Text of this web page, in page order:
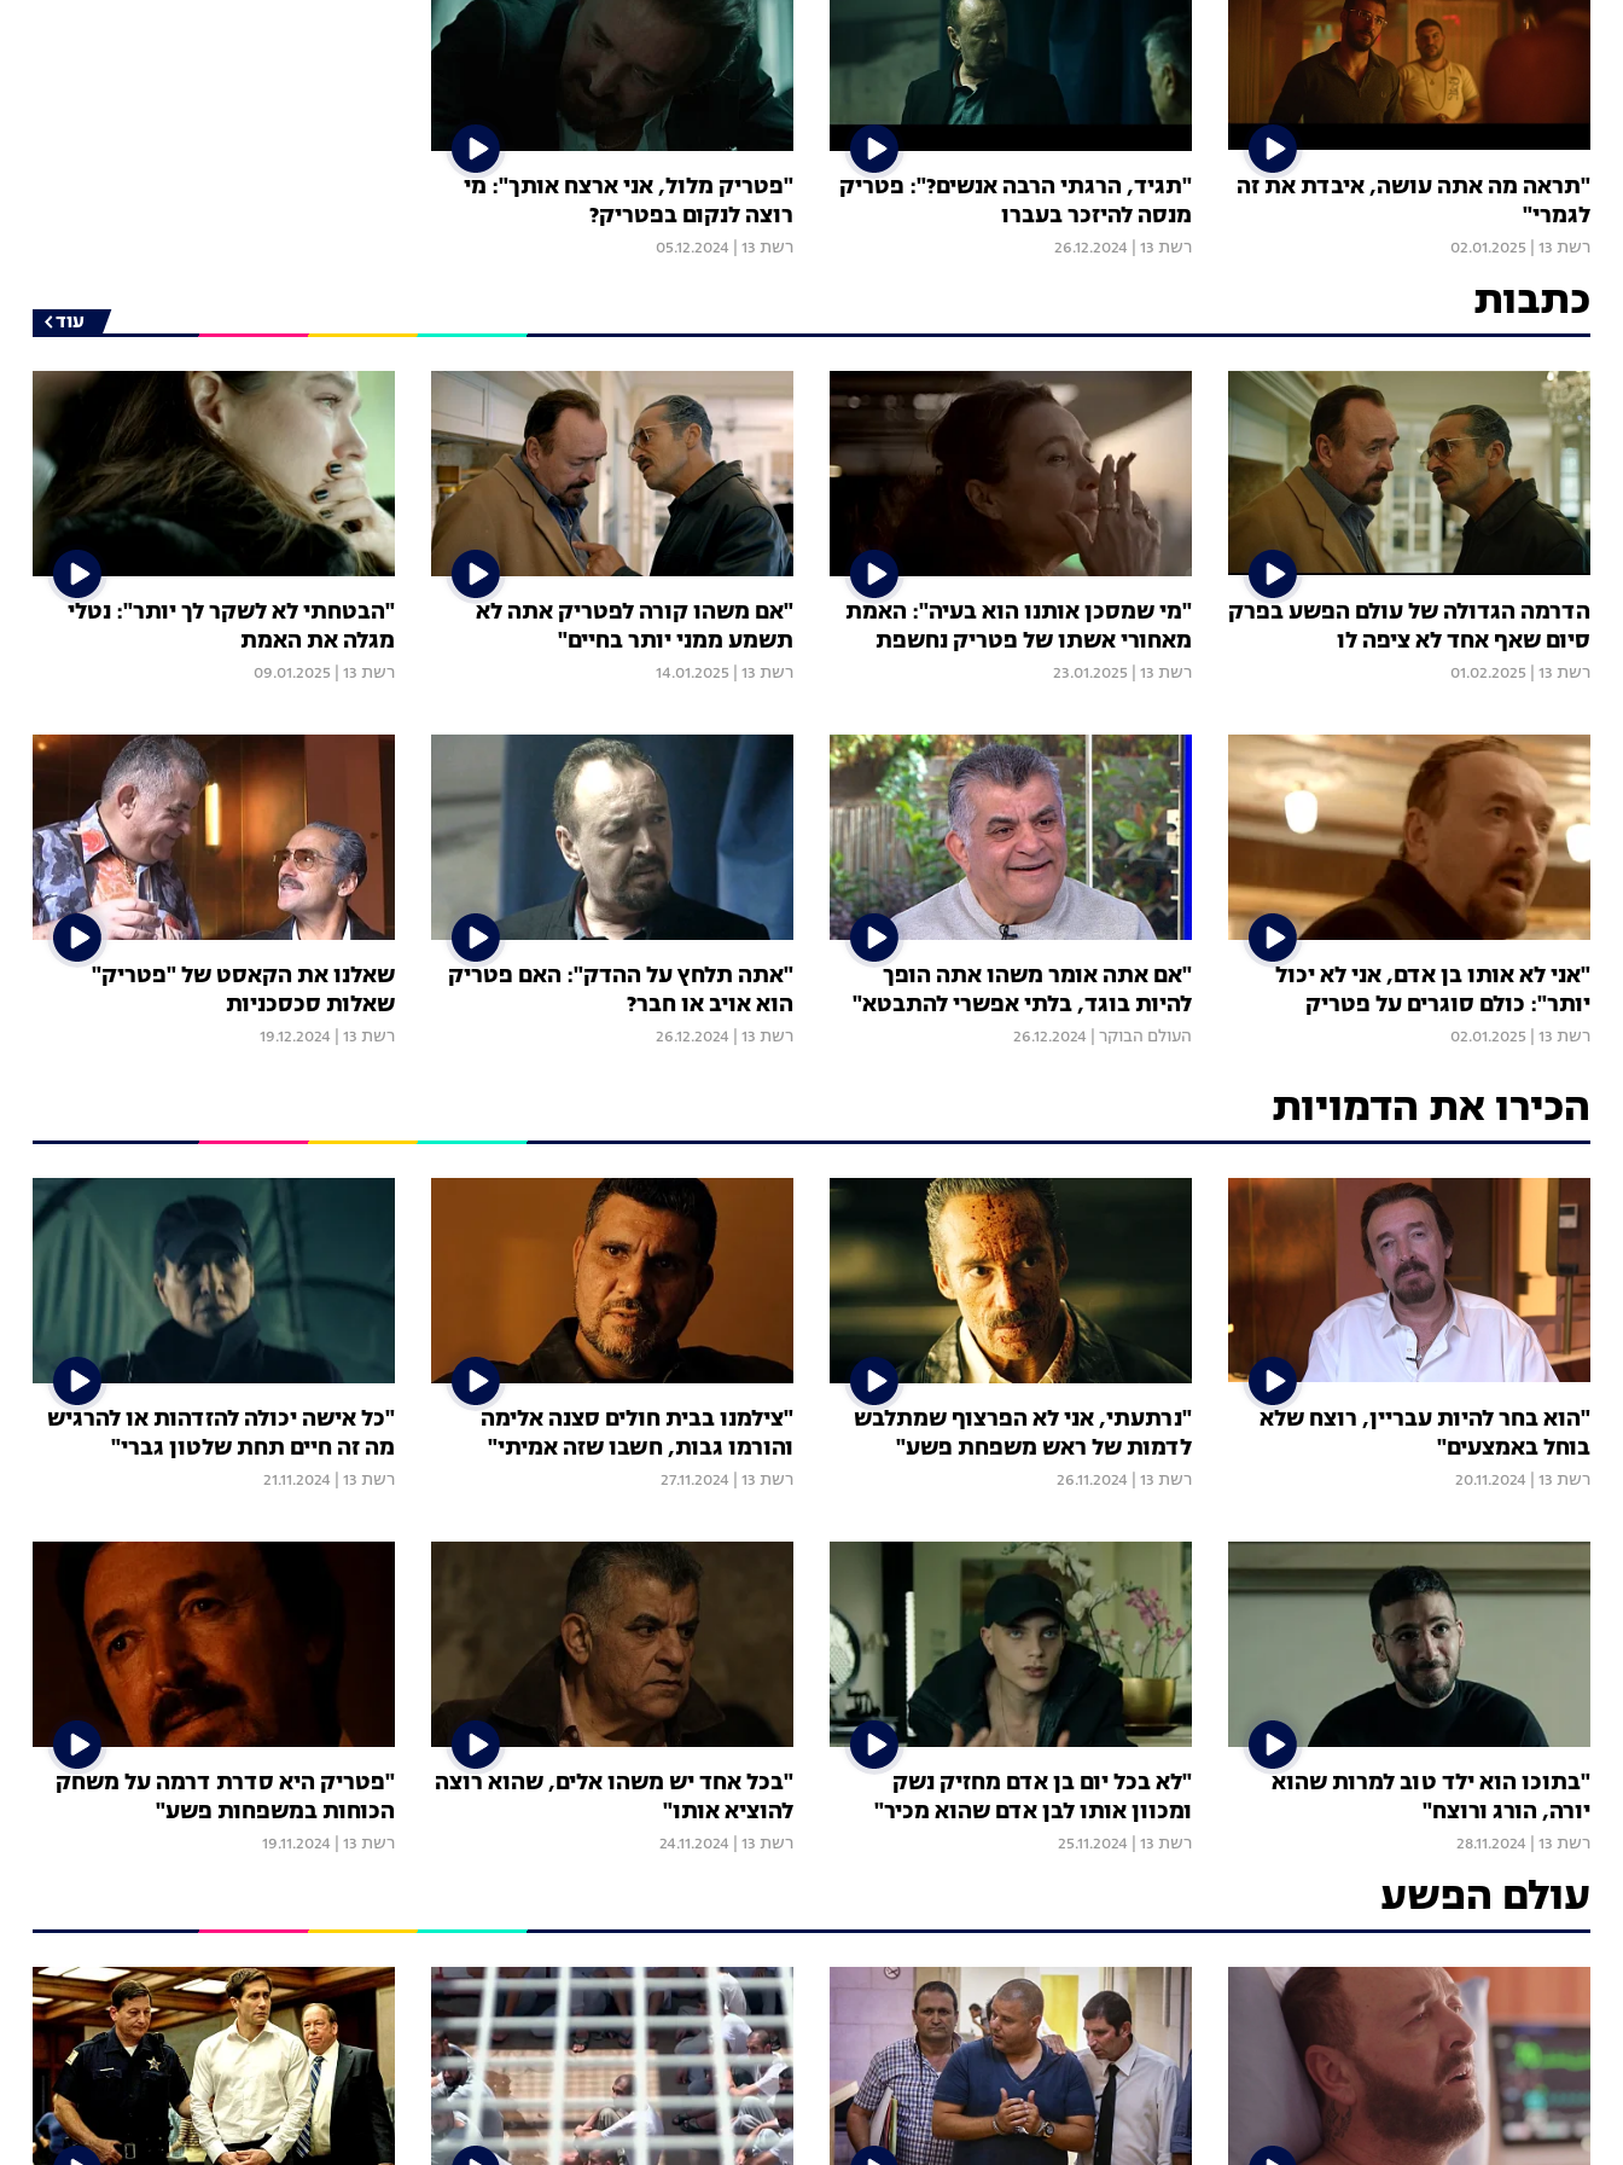
"תראה מה אתה עושה, איבדת את זה
לגמרי"
רשת 13 02.01.2025
"תגיד, הרגתי הרבה אנשים?": פטריק
מנסה להיזכר בעברו
רשת 13 26.12.2024
"פטריק מלול, אני ארצח אותך": מי
רוצה לנקום בפטריק?
רשת 13 05.12.2024
כתבות עוד
הדרמה הגדולה של עולם הפשע בפרק
סיום שאף אחד לא ציפה לו
רשת 13 01.02.2025
"מי שמסכן אותנו הוא בעיה": האמת
מאחורי אשתו של פטריק נחשפת
רשת 13 23.01.2025
"אם משהו קורה לפטריק אתה לא
תשמע ממני יותר בחיים"
רשת 13 14.01.2025
"הבטחתי לא לשקר לך יותר": נטלי
מגלה את האמת
רשת 13 09.01.2025
"אני לא אותו בן אדם, אני לא יכול
יותר": כולם סוגרים על פטריק
רשת 13 02.01.2025
"אם אתה אומר משהו אתה הופך
להיות בוגד, בלתי אפשרי להתבטא"
העולם הבוקר 26.12.2024
"אתה תלחץ על ההדק": האם פטריק
הוא אויב או חבר?
רשת 13 26.12.2024
שאלנו את הקאסט של "פטריק"
שאלות סכסכניות
רשת 13 19.12.2024
הכירו את הדמויות
"הוא בחר להיות עבריין, רוצח שלא
בוחל באמצעים"
רשת 13 20.11.2024
"נרתעתי, אני לא הפרצוף שמתלבש
לדמות של ראש משפחת פשע"
רשת 13 26.11.2024
"צילמנו בבית חולים סצנה אלימה
והורמו גבות, חשבו שזה אמיתי"
רשת 13 27.11.2024
"כל אישה יכולה להזדהות או להרגיש
מה זה חיים תחת שלטון גברי"
רשת 13 21.11.2024
"בתוכו הוא ילד טוב למרות שהוא
יורה, הורג ורוצח"
רשת 13 28.11.2024
"לא בכל יום בן אדם מחזיק נשק
ומכוון אותו לבן אדם שהוא מכיר"
רשת 13 25.11.2024
"בכל אחד יש משהו אלים, שהוא רוצה
להוציא אותו"
רשת 13 24.11.2024
"פטריק היא סדרת דרמה על משחק
הכוחות במשפחות פשע"
רשת 13 19.11.2024
עולם הפשע